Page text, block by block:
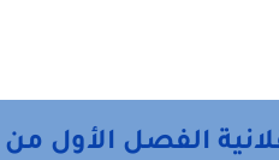
الفصل الأول من